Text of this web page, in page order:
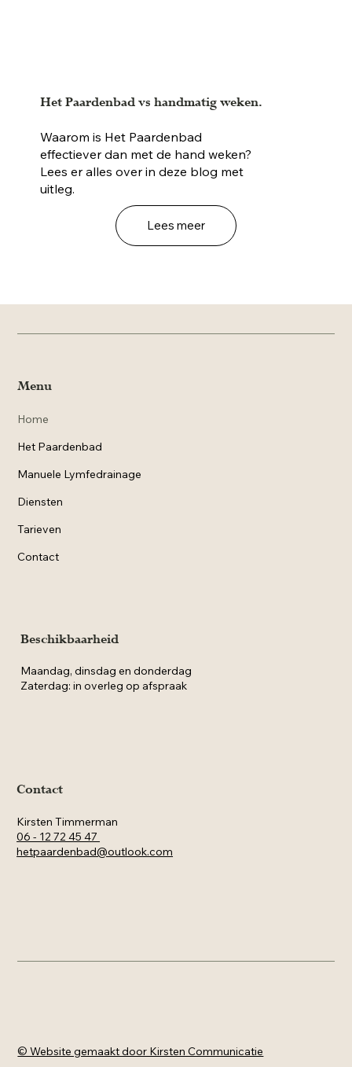
Het Paardenbad vs handmatig weken.
Waarom is Het Paardenbad
effectiever dan met de hand weken?
Lees er alles over in deze blog met
uitleg.
Lees meer
Menu
Home
Het Paardenbad
Manuele Lymfedrainage
Diensten
Tarieven
Contact
Beschikbaarheid
Maandag, dinsdag en donderdag
Zaterdag: in overleg op afspraak
Contact
Kirsten Timmerman
06 - 12 72 45 47
hetpaardenbad@outlook.com
© Website gemaakt door Kirsten Communicatie